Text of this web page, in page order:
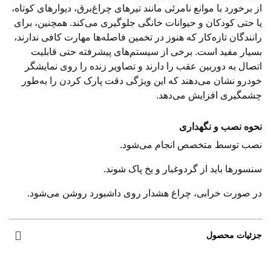
از برخورد با موانع نامرئی مانند تیرهای چراغ‌برق، دیوارهای کوتاه،
یا حتی کودکان و حیوانات خانگی جلوگیری می‌کند. همچنین، برای
رانندگان تازه‌کار که هنوز در تخمین فاصله‌ها مهارت کافی ندارند،
بسیار مفید است. برخی از سیستم‌های پیشرفته حتی قابلیت
اتصال به دوربین عقب را دارند و تصاویر زنده را روی نمایشگر
خودرو نشان می‌دهند که این ویژگی دقت پارک کردن را به‌طور
چشمگیری افزایش می‌دهد.
نحوه نصب و نگهداری
نصب توسط متخصص انجام می‌شود.
سنسورها باید از گردوغبار و یخ پاک شوند.
در صورت خرابی، چراغ هشدار روی داشبورد روشن می‌شود.
جزئیات محصول